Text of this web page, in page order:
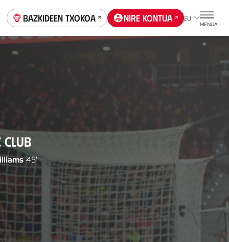
Bazkideen Txokoa Nire kontua EU
MENUA
CLUB
45'